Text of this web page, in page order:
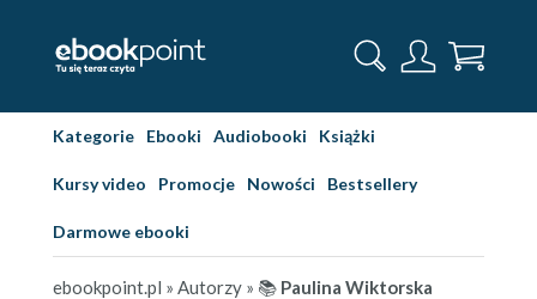
Kategorie Ebooki Audiobooki Książki
Kursy video Promocje Nowości Bestsellery
Darmowe ebooki
ebookpoint.pl » Autorzy » 📚 Paulina Wiktorska